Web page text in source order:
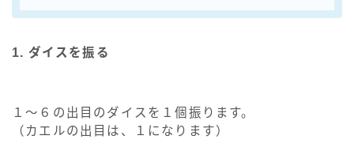
1. ダイスを振る
１～６の出目のダイスを１個振ります。
（カエルの出目は、１になります）